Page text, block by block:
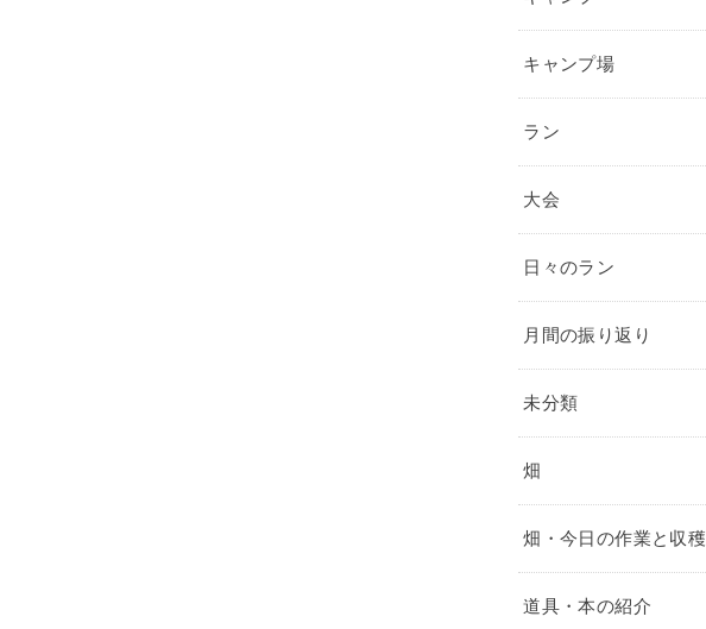
キャンプ場
ラン
大会
日々のラン
月間の振り返り
未分類
畑
畑・今日の作業と収穫
道具・本の紹介